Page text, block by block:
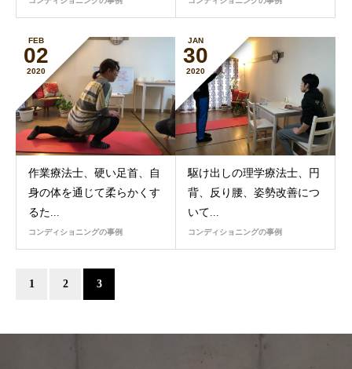
FEB
02
2020
作業療法士、硬い足首、自
身の体を通じて柔らかくす
るた...
コンディショニングの事例
JAN
30
2020
駆け出しの理学療法士、円
背、反り腰、姿勢改善につ
いて...
コンディショニングの事例
1 2 3